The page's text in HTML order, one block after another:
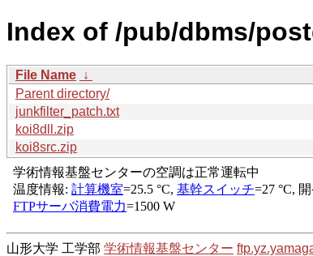
Index of /pub/dbms/
File Name ↓
Parent directory/
junkfilter_patch.txt
koi8dll.zip
koi8src.zip
山形大学 工学部 学術情報基盤センター